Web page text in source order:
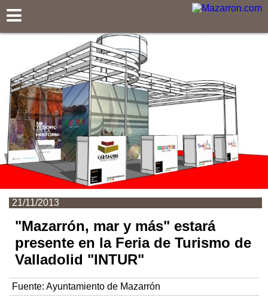
21/11/2013
"Mazarrón, mar y más" estará
presente en la Feria de Turismo de
Valladolid "INTUR"
Fuente: Ayuntamiento de Mazarrón